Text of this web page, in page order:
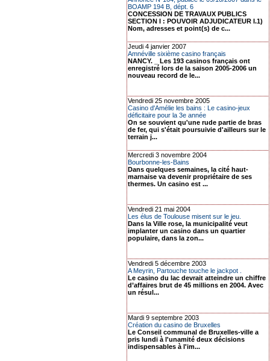
BOAMP 194 B, dépt. 6
CONCESSION DE TRAVAUX PUBLICS
SECTION I : POUVOIR ADJUDICATEUR I.1)
Nom, adresses et point(s) de c...
Jeudi 4 janvier 2007
Amnéville sixième casino français
NANCY. _ Les 193 casinos français ont
enregistré lors de la saison 2005-2006 un
nouveau record de le...
Vendredi 25 novembre 2005
Casino d'Amélie les bains : Le casino-jeux
déficitaire pour la 3e année
On se souvient qu'une rude partie de bras
de fer, qui s'était poursuivie d'ailleurs sur le
terrain j...
Mercredi 3 novembre 2004
Bourbonne-les-Bains
Dans quelques semaines, la cité haut-
marnaise va devenir propriétaire de ses
thermes. Un casino est ...
Vendredi 21 mai 2004
Les élus de Toulouse misent sur le jeu.
Dans la Ville rose, la municipalité veut
implanter un casino dans un quartier
populaire, dans la zon...
Vendredi 5 décembre 2003
A Meyrin, Partouche touche le jackpot .
Le casino du lac devrait atteindre un chiffre
d’affaires brut de 45 millions en 2004. Avec
un résul...
Mardi 9 septembre 2003
Création du casino de Bruxelles
Le Conseil communal de Bruxelles-ville a
pris lundi à l'unamité deux décisions
indispensables à l'im...